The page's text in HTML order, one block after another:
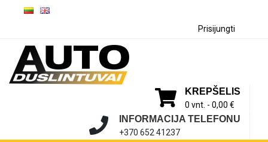
Prisijungti
KREPŠELIS
0 vnt. - 0,00 €
INFORMACIJA TELEFONU
+370 652 41237